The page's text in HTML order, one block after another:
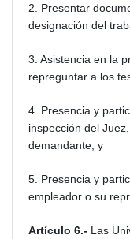
2. Presentar
designación del
3. Asistencia en la
repreguntar a los
4. Presencia y
inspección del
demandante; y
5. Presencia y
empleador o su
Artículo 6.- Las